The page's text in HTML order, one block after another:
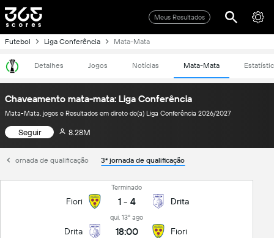
Meus Resultados
Futebol Liga Conferência Mata-Mata
Detalhes Jogos Notícias Mata-Mata
Chaveamento mata-mata: Liga Conferência
Mata-Mata, jogos e Resultados em direto do(a) Liga Conferência 2026/2027
Seguir 8.28M
2ª jornada de qualificação 3ª jornada de qualificação
Fiori
Terminado
1 - 4 Drita
Drita
qui, 13º ago
18:00 Fiori